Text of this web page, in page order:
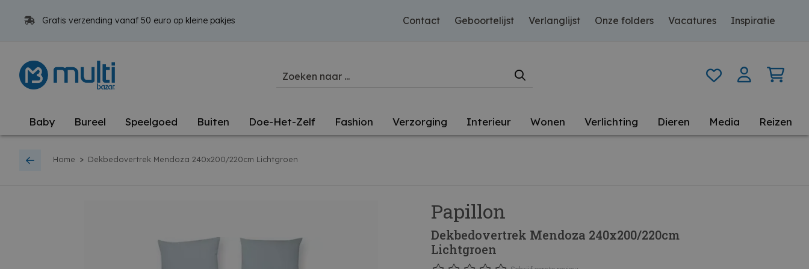
Gratis verzending vanaf 50 euro op kleine pakjes Contact Geboortelijst Verlanglijst Onze folders Vacatures Inspiratie
Baby Bureel Speelgoed Buiten Doe-Het-Zelf Fashion Verzorging Interieur Wonen Verlichting Dieren Media Reizen
Home > Dekbedovertrek Mendoza 240x200/220cm Lichtgroen
Papillon
Dekbedovertrek Mendoza 240x200/220cm
Lichtgroen